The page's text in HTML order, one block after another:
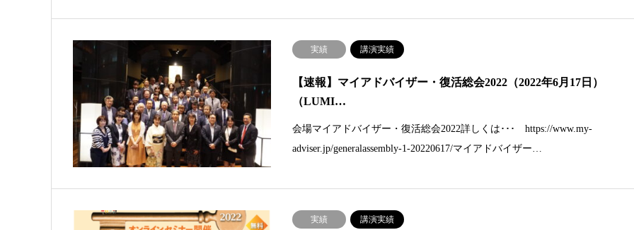
実績 講演実績
【速報】マイアドバイザー・復活総会2022（2022年6月17日）
（LUMI…
会場マイアドバイザー・復活総会2022詳しくは･･･ https://www.my-
adviser.jp/generalassembly-1-20220617/マイアドバイザー…
実績 講演実績